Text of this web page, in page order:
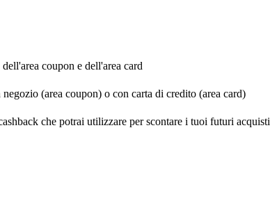
coupon e dell'area card
(area coupon) o con carta di credito (area card)
che potrai utilizzare per scontare i tuoi futuri acquisti